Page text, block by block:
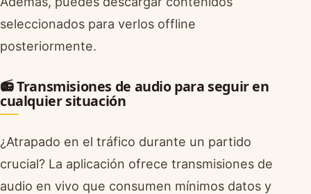
seleccionados para verlos offline
posteriormente.
📻 Transmisiones de audio para seguir en
cualquier situación
¿Atrapado en el tráfico durante un partido
crucial? La aplicación ofrece transmisiones de
audio en vivo que consumen mínimos datos y